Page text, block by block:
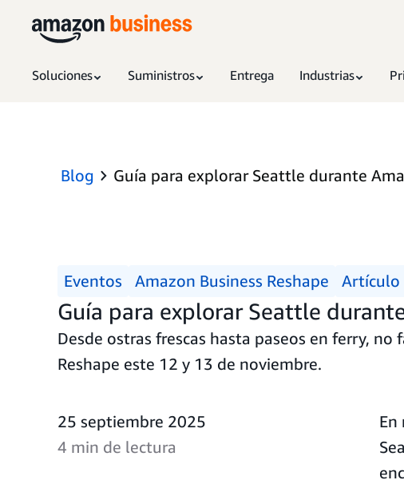
Soluciones Suministros Entrega Industrias
Blog Guía para explorar Seattle durante
Eventos Amazon Business Reshape Artículo
Guía para explorar Seattle
Desde ostras frescas hasta paseos en ferry,
Reshape este 12 y 13 de noviembre.
25 septiembre 2025
4 min de lectura
En